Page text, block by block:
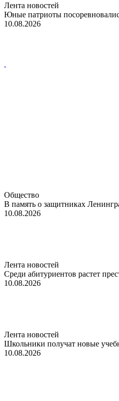
Лента новостей
Юные патриоты
10.08.2026
Общество
В память о защитниках
10.08.2026
Лента новостей
Среди абитуриентов растет
10.08.2026
Лента новостей
Школьники получат новые
10.08.2026